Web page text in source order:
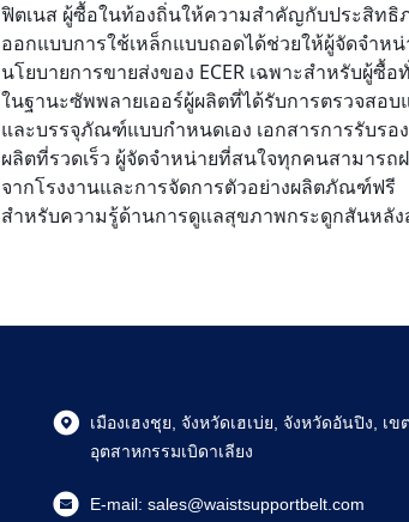
ฟิตเนส ผู้ซื้อในท้องถิ่นให้ความสำคัญกับประสิทธิ
ออกแบบการใช้เหล็กแบบถอดได้ช่วยให้ผู้จัดจำห
นโยบายการขายส่งของ ECER เฉพาะสำหรับผู้ซื้อ
ในฐานะซัพพลายเออร์ผู้ผลิตที่ได้รับการตรวจสอ
และบรรจุภัณฑ์แบบกำหนดเอง เอกสารการรับร
ผลิตที่รวดเร็ว ผู้จัดจำหน่ายที่สนใจทุกคนสามารถ
จากโรงงานและการจัดการตัวอย่างผลิตภัณฑ์ฟรี
สำหรับความรู้ด้านการดูแลสุขภาพกระดูกสันหลัง
เมืองเฮงชุย, จังหวัดเฮเบ่ย, จังหวัดอันปิง, เขต
อุตสาหกรรมเบิดาเลียง
E-mail: sales@waistsupportbelt.com